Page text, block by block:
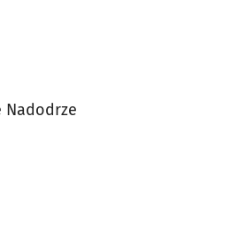
Nadodrze